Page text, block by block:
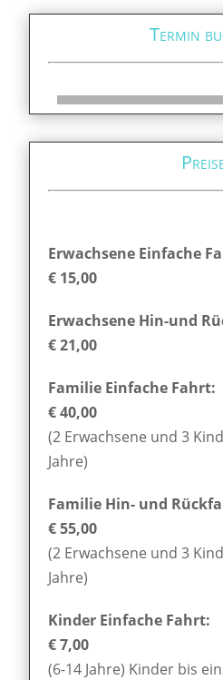
Termin
Erwachsene Einfache
€ 15,00
Erwachsene Hin-und
€ 21,00
Familie Einfache Fahrt:
€ 40,00
(2 Erwachsene und 3
Jahre)
Familie Hin- und
€ 55,00
(2 Erwachsene und 3
Jahre)
Kinder Einfache Fahrt:
€ 7,00
(6-14 Jahre) Kinder bis